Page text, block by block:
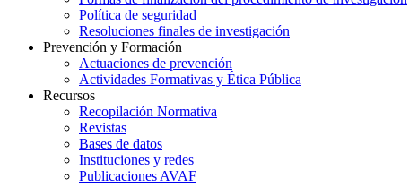
Política de seguridad
Resoluciones finales de investigación
Prevención y Formación
Actuaciones de prevención
Actividades Formativas y Ética Pública
Recursos
Recopilación Normativa
Revistas
Bases de datos
Instituciones y redes
Publicaciones AVAF